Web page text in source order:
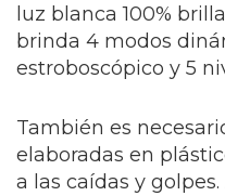
luz blanca 100%
brinda 4 modos
estroboscópico y 5
También es
elaboradas en
a las caídas y